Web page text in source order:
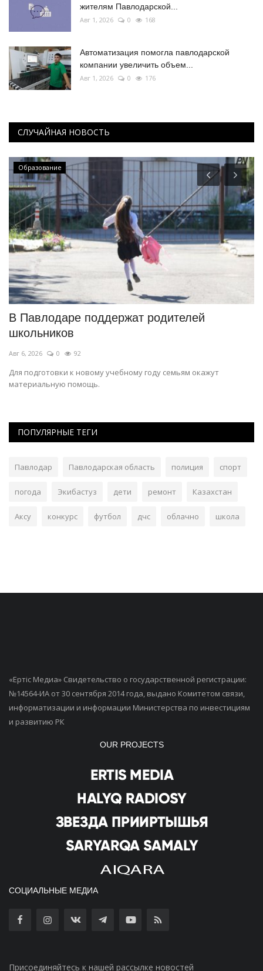
жителям Павлодарской...
Авг 1, 2026 0 168
Автоматизация помогла павлодарской
компании увеличить объем...
Авг 1, 2026 0 176
СЛУЧАЙНАЯ НОВОСТЬ
Образование
В Павлодаре поддержат родителей
школьников
Авг 6, 2026 0 92
Для подготовки к новому учебному году семьям окажут
материальную помощь.
ПОПУЛЯРНЫЕ ТЕГИ
Павлодар Павлодарская область полиция спорт
погода Экибастуз дети ремонт Казахстан
Аксу конкурс футбол дчс облачно школа
«Ертiс Медиа» Свидетельство о государственной регистрации:
№14564-ИА от 30 сентября 2014 года, выдано Комитетом связи,
информатизации и информации Министерства по инвестициям
и развитию РК
OUR PROJECTS
СОЦИАЛЬНЫЕ МЕДИА
Присоединяйтесь к нашей рассылке новостей